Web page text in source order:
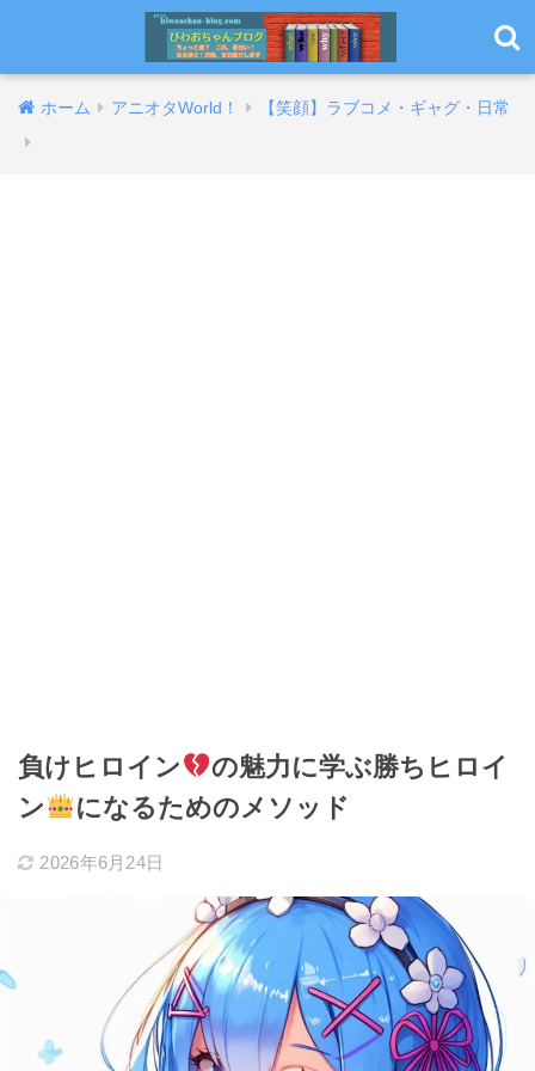
ホーム アニオタWorld！ 【笑顔】ラブコメ・ギャグ・日常
負けヒロイン
の魅力に学ぶ勝ちヒロイ
ン
になるためのメソッド
2026年6月24日